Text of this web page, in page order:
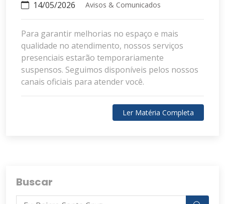
14/05/2026 Avisos & Comunicados
Para garantir melhorias no espaço e mais
qualidade no atendimento, nossos serviços
presenciais estarão temporariamente
suspensos. Seguimos disponíveis pelos nossos
canais oficiais para atender você.
Ler Matéria Completa
Buscar